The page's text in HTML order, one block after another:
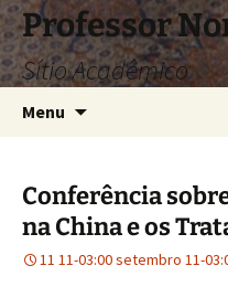
Pular
para
o
conteúdo
Professor
Sítio Acadêmico
Menu
Conferência
na China e os
11 11-03:00 setembro 11-